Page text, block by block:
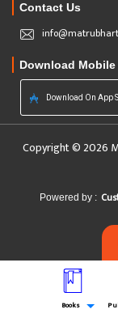
Contact Us
Download Mobile
Download On App
Copyright © 2026
Powered by :
Books